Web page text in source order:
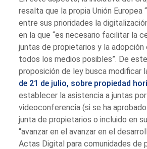
resalta que la propia Unión Europea
entre sus prioridades la
en la que “es necesario facilitar la
juntas de propietarios y la adopción
todos los medios posibles”. De
proposición de ley busca modificar
de 21 de julio, sobre propiedad
establecer la asistencia a juntas por
videoconferencia (si se ha
junta de propietarios o incluido en
“avanzar en el avanzar en el
Actas Digital para comunidades de